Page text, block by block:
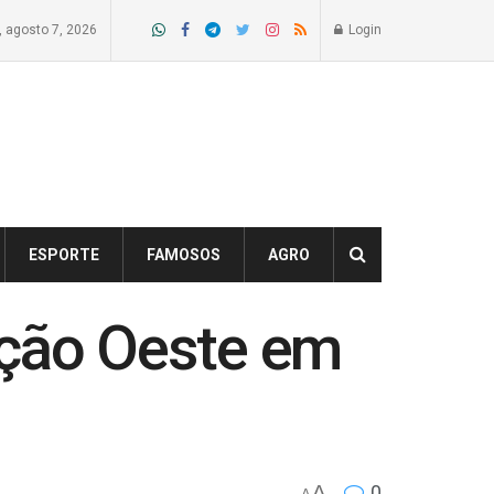
agosto 7, 2026 Login
ESPORTE FAMOSOS AGRO
Oeste em